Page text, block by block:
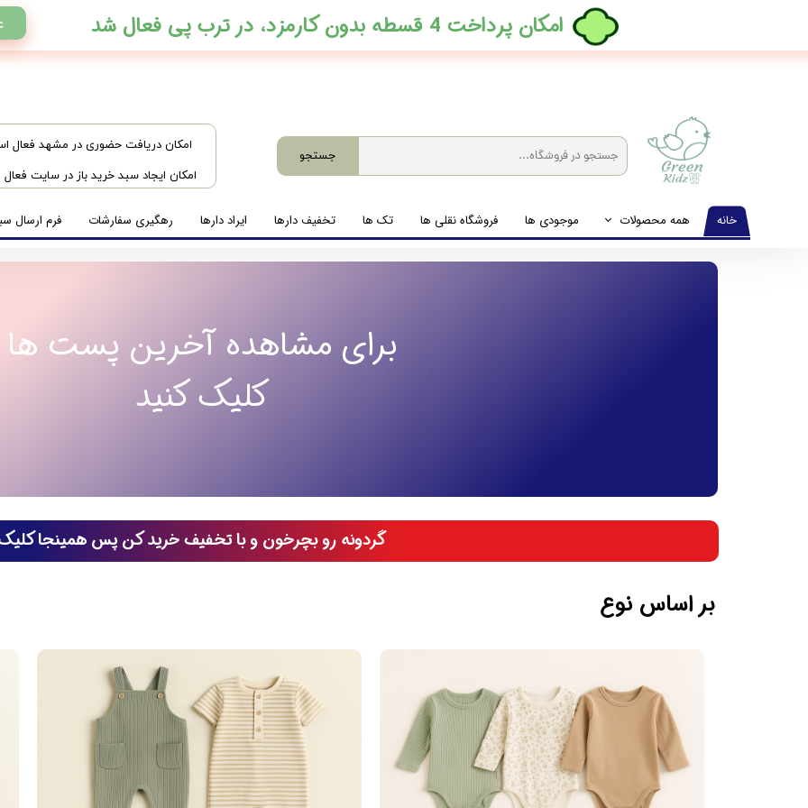
​امکان دریافت حضوری در مشهد فعال
امکان ایجاد سبد خرید باز در سایت
جستجو
خانه همه محصولات
لباس نوزاد تا نوجوان
موجودی ها فروشگاه نقلی ها تک ها تخفیف دارها ایراد دارها رهگیری سفارشات فرم ارسال
​امکان پرداخت 4 قسطه بدون کارمزد، در ترب پی فعال شد
برای مشاهده آخرین پست ها
کلیک کنید
گردونه رو بچرخون و با تخفیف خرید کن پس همینجا
بر اساس نوع